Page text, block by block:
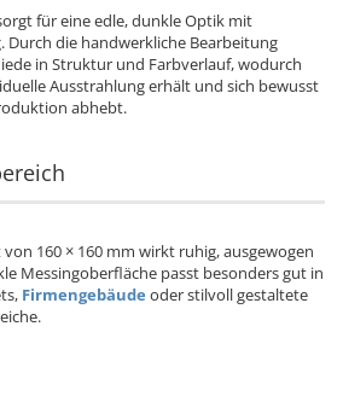
für eine edle, dunkle Optik mit
Durch die handwerkliche Bearbeitung
in Struktur und Farbverlauf, wodurch
Ausstrahlung erhält und sich bewusst
abhebt.
160 × 160 mm wirkt ruhig, ausgewogen
Messingoberfläche passt besonders gut in
Firmengebäude oder stilvoll gestaltete